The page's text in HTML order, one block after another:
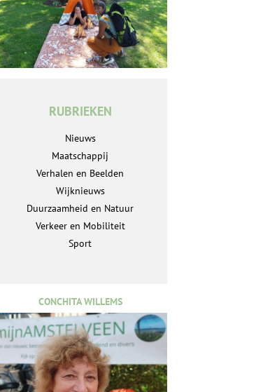
RUBRIEKEN
Nieuws
Maatschappij
Verhalen en Beelden
Wijknieuws
Duurzaamheid en Natuur
Verkeer en Mobiliteit
Sport
CONCHITA WILLEMS